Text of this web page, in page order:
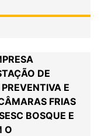
DE
E
FRIAS
BOSQUE E
O